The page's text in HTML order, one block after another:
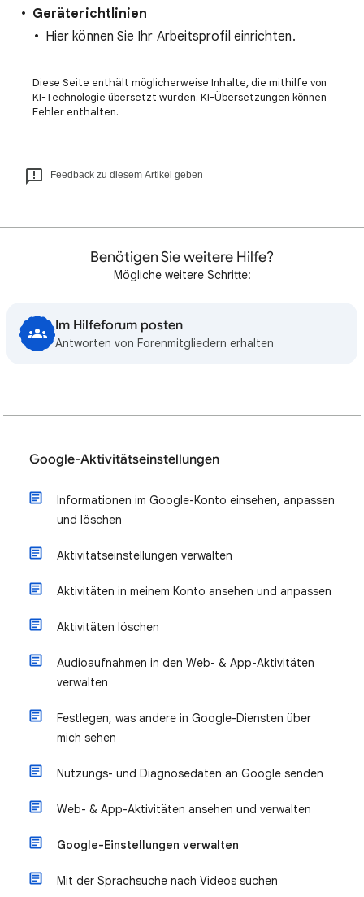
Geräterichtlinien
Hier können Sie Ihr Arbeitsprofil einrichten.
Diese Seite enthält möglicherweise Inhalte, die mithilfe von
KI-Technologie übersetzt wurden. KI-Übersetzungen können
Fehler enthalten.
Feedback zu diesem Artikel geben
Benötigen Sie weitere Hilfe?
Mögliche weitere Schritte:
Im Hilfeforum posten
Antworten von Forenmitgliedern erhalten
Google-Aktivitätseinstellungen
Informationen im Google-Konto einsehen, anpassen
und löschen
Aktivitätseinstellungen verwalten
Aktivitäten in meinem Konto ansehen und anpassen
Aktivitäten löschen
Audioaufnahmen in den Web- & App-Aktivitäten
verwalten
Festlegen, was andere in Google-Diensten über
mich sehen
Nutzungs- und Diagnosedaten an Google senden
Web- & App-Aktivitäten ansehen und verwalten
Google-Einstellungen verwalten
Mit der Sprachsuche nach Videos suchen